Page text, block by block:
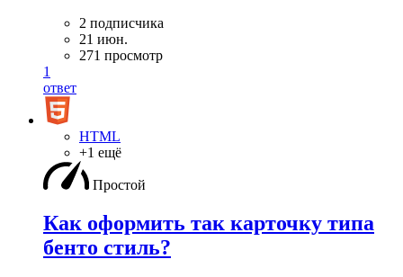
2 подписчика
21 июн.
271 просмотр
1
ответ
HTML
+1 ещё
Простой
Как оформить так карточку типа
бенто стиль?